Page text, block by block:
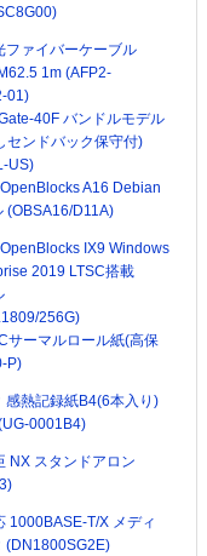
ファイバーケーブル
1m (AFP2-
01)
40F バンドルモデル
センドバック保守付)
US)
A16 Debian
(OBSA16/D11A)
IX9 Windows
2019 LTSC搭載
256G)
サーマルロール紙(高保
P)
感熱記録紙B4(6本入り)
0001B4)
NX スタンドアロン
1000BASE-T/X メディ
(DN1800SG2E)